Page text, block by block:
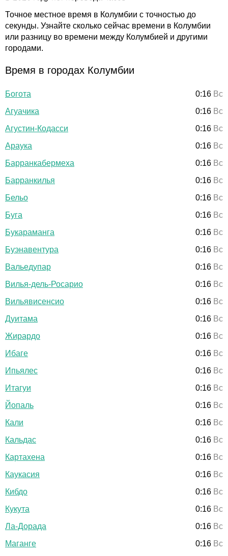
Точное местное время в Колумбии с точностью до
секунды. Узнайте сколько сейчас времени в Колумбии
или разницу во времени между Колумбией и другими
городами.
Время в городах Колумбии
Богота 0:16 Вс
Агуачика
0:16 Вс
Агустин-Кодасси
0:16 Вс
Араука
0:16 Вс
Барранкабермеха
0:16 Вс
Барранкилья
0:16 Вс
Бельо
0:16 Вс
Буга
0:16 Вс
Букараманга
0:16 Вс
Буэнавентура
0:16 Вс
Вальедупар
0:16 Вс
Вилья-дель-Росарио
0:16 Вс
Вильявисенсио
0:16 Вс
Дуитама
0:16 Вс
Жирардо
0:16 Вс
Ибаге
0:16 Вс
Ипьялес
0:16 Вс
Итагуи
0:16 Вс
Йопаль
0:16 Вс
Кали
0:16 Вс
Кальдас
0:16 Вс
Картахена
0:16 Вс
Каукасия
0:16 Вс
Кибдо
0:16 Вс
Кукута
0:16 Вс
Ла-Дорада
0:16 Вс
Маганге
0:16 Вс